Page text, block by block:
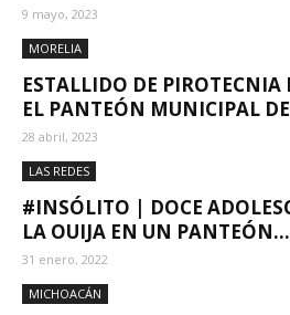
9 mayo, 2023
MORELIA
ESTALLIDO DE PIROTECNIA
EL PANTEÓN MUNICIPAL
28 abril, 2023
LAS REDES
#INSÓLITO | DOCE
LA OUIJA EN UN PANTEÓN...
31 enero, 2022
MICHOACÁN